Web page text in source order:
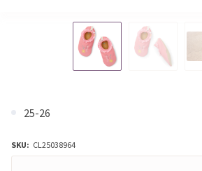
25-26
SKU: CL25038964